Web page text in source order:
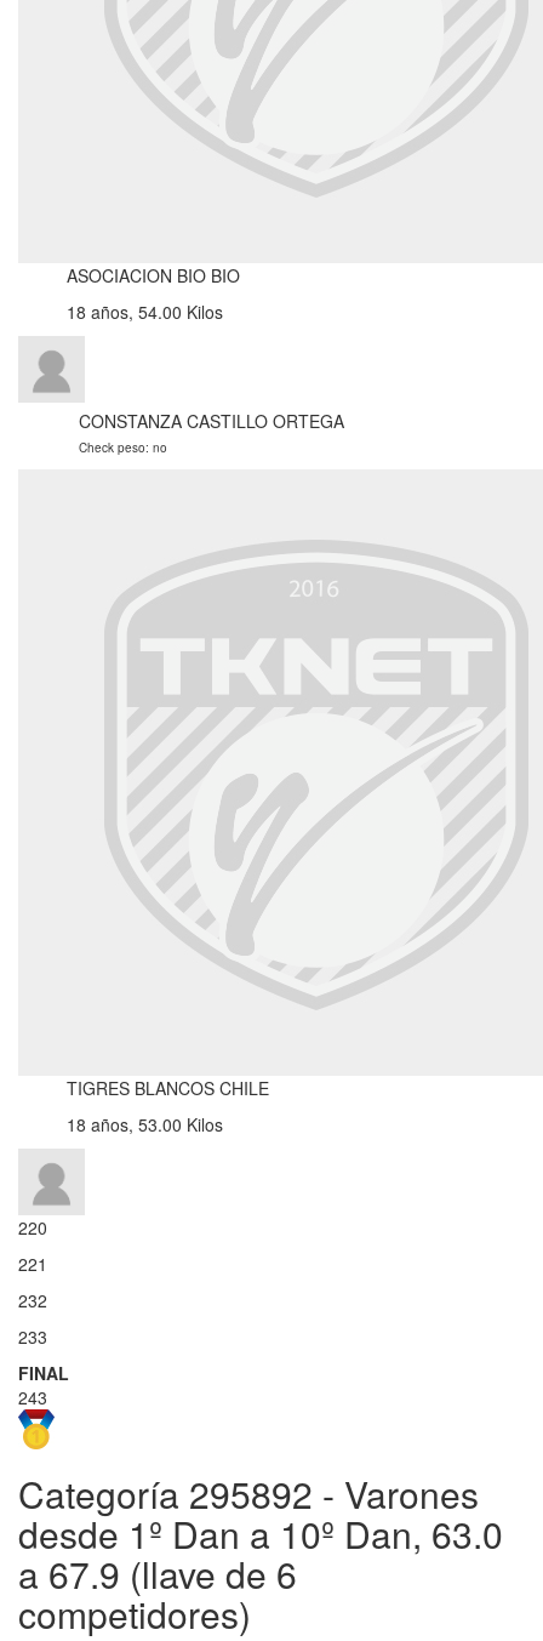
ASOCIACION BIO BIO
18 años, 54.00 Kilos
CONSTANZA CASTILLO ORTEGA
Check peso: no
TIGRES BLANCOS CHILE
18 años, 53.00 Kilos
220
221
232
233
FINAL
243
Categoría 295892 - Varones
desde 1º Dan a 10º Dan, 63.0
a 67.9 (llave de 6
competidores)